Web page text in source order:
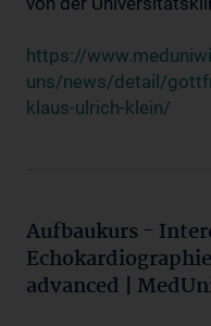
https://
uns/news/detail/
klaus-ulrich-klein/
Aufbaukurs -
advanced |